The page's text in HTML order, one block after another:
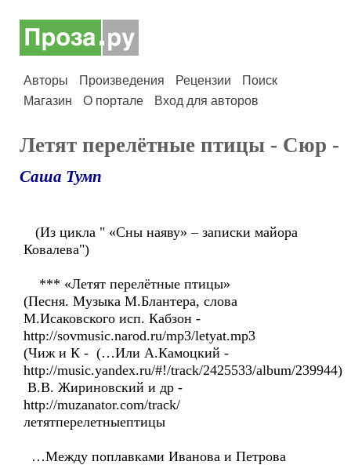
Авторы Произведения Рецензии
Поиск
Магазин
О портале Вход для авторов
Летят перелётные птицы - Сюр -
Саша Тумп
(Из цикла " «Сны наяву» – записки майора
Ковалева")
*** «Летят перелётные птицы»
(Песня. Музыка М.Блантера, слова
М.Исаковского исп. Кабзон -
http://sovmusic.narod.ru/mp3/letyat.mp3
(Чиж и К - (…Или А.Камоцкий -
http://music.yandex.ru/#!/track/2425533/album/239944)
В.В. Жириновский и др -
http://muzanator.com/track/
летятперелетныептицы
…Между поплавками Иванова и Петрова